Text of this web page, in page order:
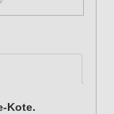
Kote.